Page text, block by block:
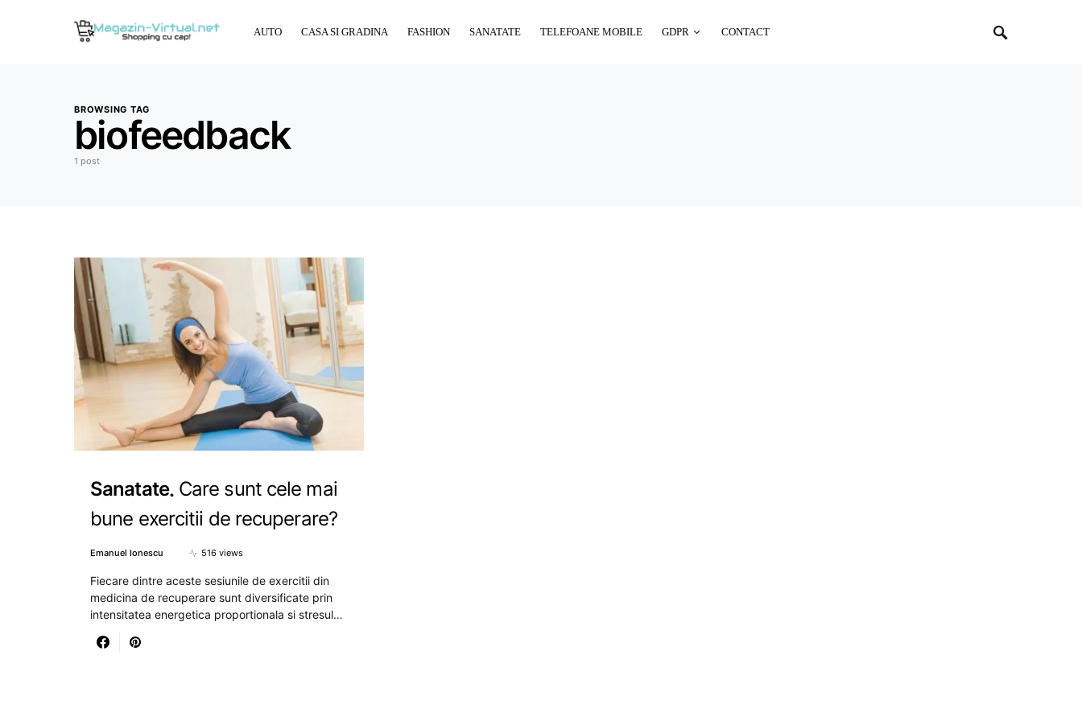
AUTO CASA SI GRADINA FASHION SANATATE TELEFOANE MOBILE GDPR CONTACT
BROWSING TAG
biofeedback
1 post
Sanatate Care sunt cele mai
bune exercitii de recuperare?
Emanuel Ionescu 516 views
Fiecare dintre aceste sesiunile de exercitii din
medicina de recuperare sunt diversificate prin
intensitatea energetica proportionala si stresul…